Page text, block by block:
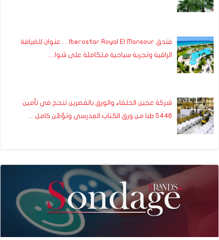
فندق Iberostar Royal El Mansour… عنوان للضيافة
الراقية وتجربة سياحية متكاملة على شوا…
شركة عجين الحلفاء والورق بالقصرين تنجح في تأمين
5446 طنا من ورق الكتاب المدرسي وتؤمّن كامل…